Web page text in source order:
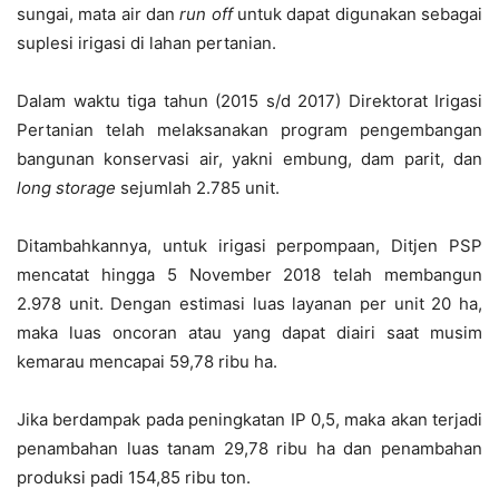
sungai, mata air danrun offuntuk dapat digunakan sebagai
suplesi irigasi di lahan pertanian.
Dalam waktu tiga tahun (2015 s/d 2017) Direktorat Irigasi
Pertanian telah melaksanakan program pengembangan
bangunan konservasi air, yakni embung, dam parit, dan
long storage sejumlah 2.785 unit.
Ditambahkannya, untuk irigasi perpompaan, Ditjen PSP
mencatat hingga 5 November 2018 telah membangun
2.978 unit. Dengan estimasi luas layanan per unit 20 ha,
maka luas oncoran atau yang dapat diairi saat musim
kemarau mencapai 59,78 ribu ha.
Jika berdampak pada peningkatan IP 0,5, maka akan terjadi
penambahan luas tanam 29,78 ribu ha dan penambahan
produksi padi 154,85 ribu ton.